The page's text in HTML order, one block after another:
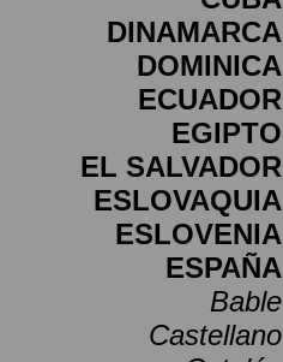
DINAMARCA
DOMINICA
ECUADOR
EGIPTO
EL SALVADOR
ESLOVAQUIA
ESLOVENIA
ESPAÑA
Bable
Castellano